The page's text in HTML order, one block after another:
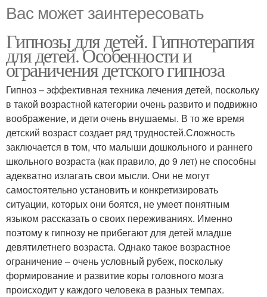
Вас может заинтересовать
Гипнозы для детей. Гипнотерапия
для детей. Особенности и
ограничения детского гипноза
Гипноз – эффективная техника лечения детей, поскольку
в такой возрастной категории очень развито и подвижно
воображение, и дети очень внушаемы. В то же время
детский возраст создает ряд трудностей.Сложность
заключается в том, что малыши дошкольного и раннего
школьного возраста (как правило, до 9 лет) не способны
адекватно излагать свои мысли. Они не могут
самостоятельно установить и конкретизировать
ситуации, которых они боятся, не умеет понятным
языком рассказать о своих переживаниях. Именно
поэтому к гипнозу не прибегают для детей младше
девятилетнего возраста. Однако такое возрастное
ограничение – очень условный рубеж, поскольку
формирование и развитие коры головного мозга
происходит у каждого человека в разных темпах.